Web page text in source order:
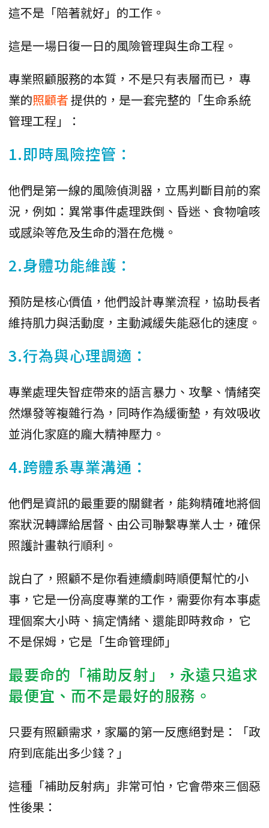
這不是「陪著就好」的工作。
這是一場日復一日的風險管理與生命工程。
專業照顧服務的本質，不是只有表層而已， 專
業的照顧者提供的，是一套完整的「生命系統
管理工程」：
1.即時風險控管：
他們是第一線的風險偵測器，立馬判斷目前的案
況，例如：異常事件處理跌倒、昏迷、食物嗆咳
或感染等危及生命的潛在危機。
2.身體功能維護：
預防是核心價值，他們設計專業流程，協助長者
維持肌力與活動度，主動減緩失能惡化的速度。
3.行為與心理調適：
專業處理失智症帶來的語言暴力、攻擊、情緒突
然爆發等複雜行為，同時作為緩衝墊，有效吸收
並消化家庭的龐大精神壓力。
4.跨體系專業溝通：
他們是資訊的最重要的關鍵者，能夠精確地將個
案狀況轉譯給居督、由公司聯繫專業人士，確保
照護計畫執行順利。
說白了，照顧不是你看連續劇時順便幫忙的小
事，它是一份高度專業的工作，需要你有本事處
理個案大小時、搞定情緒、還能即時救命， 它
不是保姆，它是「生命管理師」
最要命的「補助反射」，永遠只追求
最便宜、而不是最好的服務。
只要有照顧需求，家屬的第一反應絕對是：「政
府到底能出多少錢？」
這種「補助反射病」非常可怕，它會帶來三個惡
性後果：